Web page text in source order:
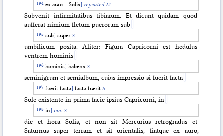
ex auro… Solis] repeated M
Subvenit infirmitatibus tibiarum. Et dicunt quidam quod
aufferat nimium fletum puerorum sub
sub] superS
umbilicum posita. Aliter: Figura Capricorni est hedulus
ventrem hominis
hominis] habens S
seminigrumet semialbum, cuius impressio si fuerit facta
fuerit facta] facta fuerit S
Sole existente in prima facie ipsius Capricorni, in
in] om. S
die et hora Solis, et non sit Mercurius retrogradus et
Saturnus super terram et sit orientalis, fiatque ex auro,